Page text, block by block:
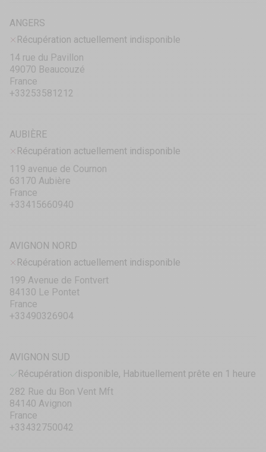
ANGERS
Récupération actuellement indisponible
14 rue du Pavillon
49070 Beaucouzé
France
+33253581212
AUBIÈRE
Récupération actuellement indisponible
119 avenue de Cournon
63170 Aubière
France
+33415660940
AVIGNON NORD
Récupération actuellement indisponible
199 Avenue de Fontvert
84130 Le Pontet
France
+33490326904
AVIGNON SUD
Récupération disponible, Habituellement prête en 1 heure
282 Rue du Bon Vent Mft
84140 Avignon
France
+33432750042